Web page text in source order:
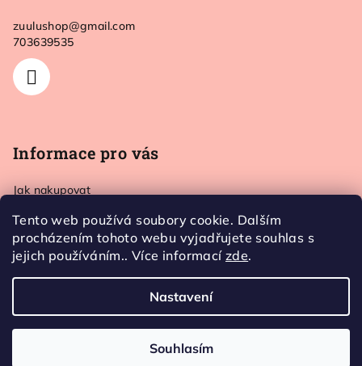
Tento web používá soubory cookie. Dalším
procházením tohoto webu vyjadřujete souhlas s
jejich používáním.. Více informací zde.
Nastavení
Souhlasím
zuulushop@gmail.com
703639535
Informace pro vás
Jak nakupovat
Kontakt
Obchodní podmínky